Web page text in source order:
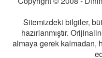
Sitemizdeki bilgiler,
hazırlanmıştır.
almaya gerek kalmadan,